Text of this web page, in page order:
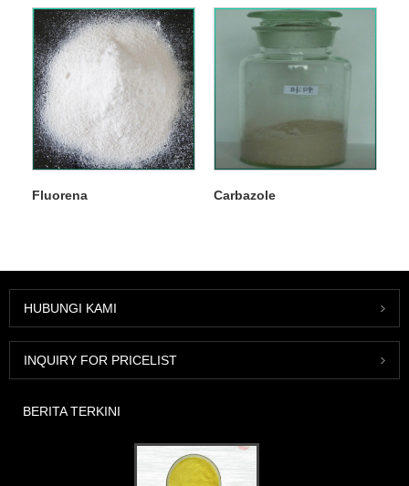
Fluorena Carbazole
HUBUNGI KAMI
INQUIRY FOR PRICELIST
BERITA TERKINI